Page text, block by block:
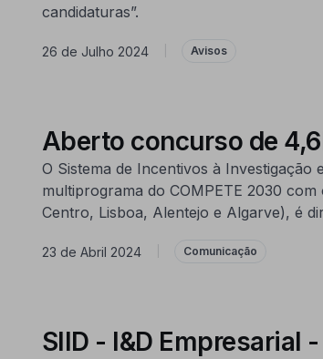
candidaturas”.
26 de Julho 2024 Avisos
Aberto concurso de
O Sistema de Incentivos à
multiprograma do COMPETE 2030
Centro, Lisboa, Alentejo e Algarve), é
23 de Abril 2024 Comunicação
SIID - I&D Empresarial